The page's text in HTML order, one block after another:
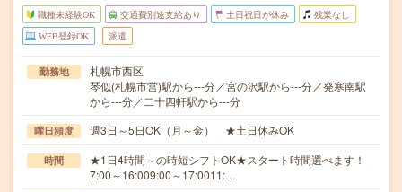
職種未経験OK 交通費別途支給あり 土日祝日が休み 残業なし
WEB登録OK 派遣
勤務地
札幌市西区
琴似(札幌市営)駅から---分／宮の沢駅から---分／発寒南駅
から---分／二十四軒駅から---分
曜日頻度 週3日～5日OK（月～金） ★土日休みOK
時間
★1日4時間～の時短シフトOK★スタート時間選べます！
7:00～16:009:00～17:0011:…